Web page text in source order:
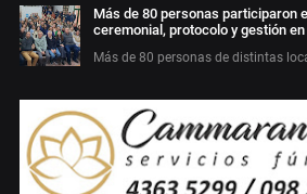
Más de 80 personas participaron
ceremonial, protocolo y gestión
Más de 80 personas de distintas